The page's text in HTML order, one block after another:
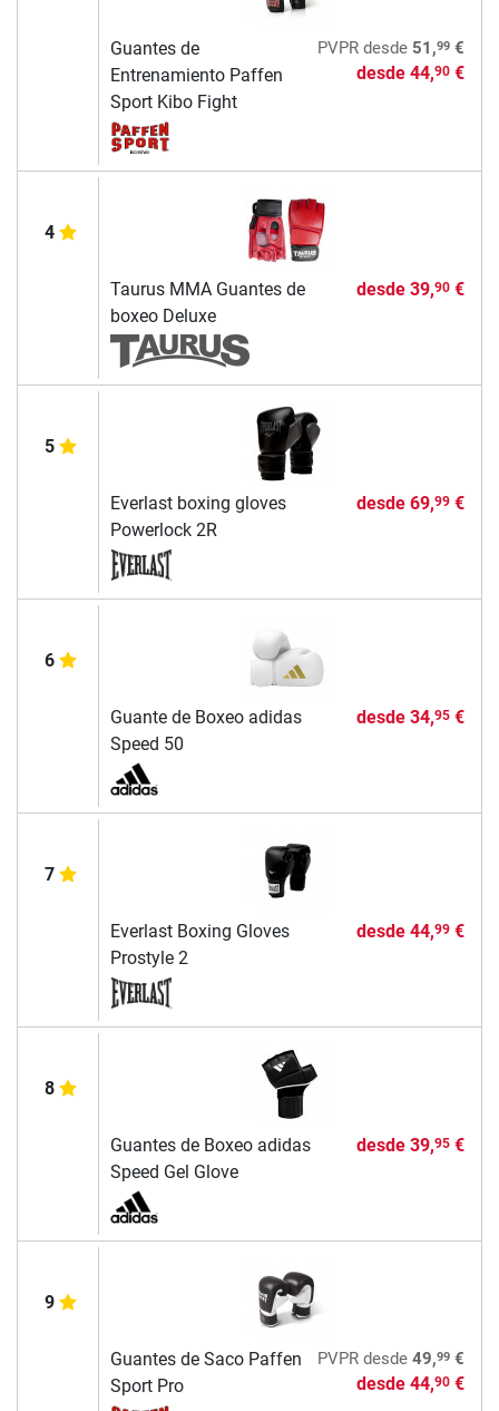
Guantes de
Entrenamiento Paffen
Sport Kibo Fight
PVPRdesde 51,99€
desde 44,90€
4
Taurus MMA Guantes de
boxeo Deluxe
desde 39,90€
5
Everlast boxing gloves
Powerlock 2R
desde 69,99€
6
Guante de Boxeo adidas
Speed 50
desde 34,95€
7
Everlast Boxing Gloves
Prostyle 2
desde 44,99€
8
Guantes de Boxeo adidas
Speed Gel Glove
desde 39,95€
9
Guantes de Saco Paffen
Sport Pro
PVPRdesde 49,99€
desde 44,90€